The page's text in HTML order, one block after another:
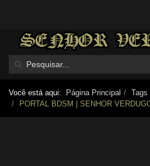
Você está aqui: Página Principal
Tags
PORTAL BDSM | SENHOR